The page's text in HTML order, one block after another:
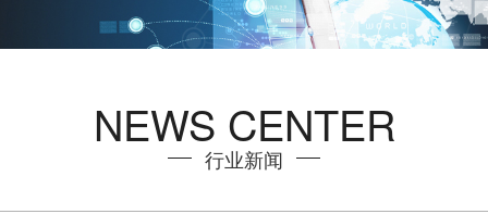
NEWS CENTER
行业新闻